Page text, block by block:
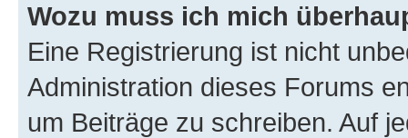
Wozu muss ich mich
Eine Registrierung ist nicht
Administration dieses Forums
um Beiträge zu schreiben. Auf